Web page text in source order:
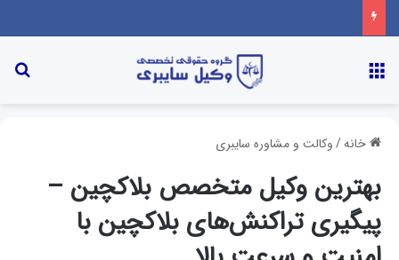
خانه/وکالت و مشاوره سایبری
بهترین وکیل متخصص بلاکچین –
پیگیری تراکنش‌های بلاکچین با